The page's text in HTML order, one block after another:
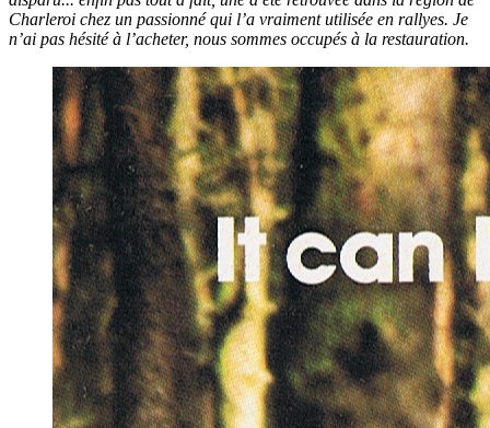
Charleroi chez un passionné qui l’a vraiment utilisée en rallyes. Je
n’ai pas hésité à l’acheter, nous sommes occupés à la restauration.